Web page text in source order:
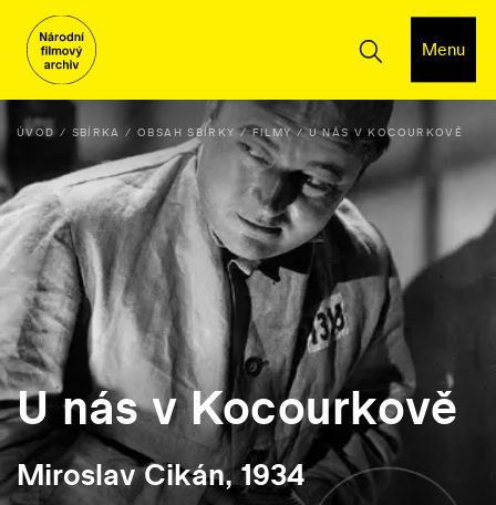
Menu
ÚVOD SBÍRKA OBSAH SBÍRKY FILMY U NÁS V KOCOURKOVĚ
U nás v Kocourkově
Miroslav Cikán, 1934